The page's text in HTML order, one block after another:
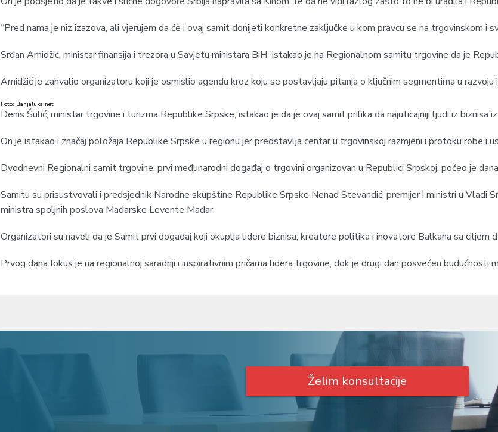
“Pred nama je niz izazova, ali vjerujem da će i ovaj samit donijeti konkretne zaključke u kom pravcu se na trgovinskom i
Srđan Amidžić, ministar finansija i trezora u Savjetu ministara BiH istakao je na Regionalnom samitu trgovine da je
Amidžić je zahvalio organizatoru koji je osmislio agendu kroz koju se postavljaju pitanja o ključnim segmentima u
Foto: Banjaluka.net
Denis Šulić, ministar trgovine i turizma Republike Srpske, istakao je da je ovaj samit prilika da najuticajniji ljudi iz
On je istakao i značaj položaja Republike Srpske u regionu jer predstavlja centar u trgovinskoj razmjeni i protoku robe i
Dvodnevni Regionalni samit trgovine, prvi međunarodni događaj o trgovini organizovan u Republici Srpskoj, počeo je
Samitu su prisustvovali i predsjednik Narodne skupštine Republike Srpske Nenad Stevandić, premijer i ministri u
ministra spoljnih poslova Mađarske Levente Mađar.
Organizatori su naveli da je Samit prvi događaj koji okuplja lidere biznisa, kreatore politika i inovatore Balkana sa ciljem
Prvog dana fokus je na regionalnoj saradnji i inspirativnim pričama lidera trgovine, dok je drugi dan posvećen
Želim konsultacije